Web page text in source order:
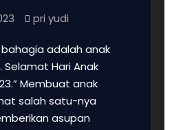
pri yudi
bahagia adalah anak
Hari Anak
Membuat anak
salah satu-nya
asupan